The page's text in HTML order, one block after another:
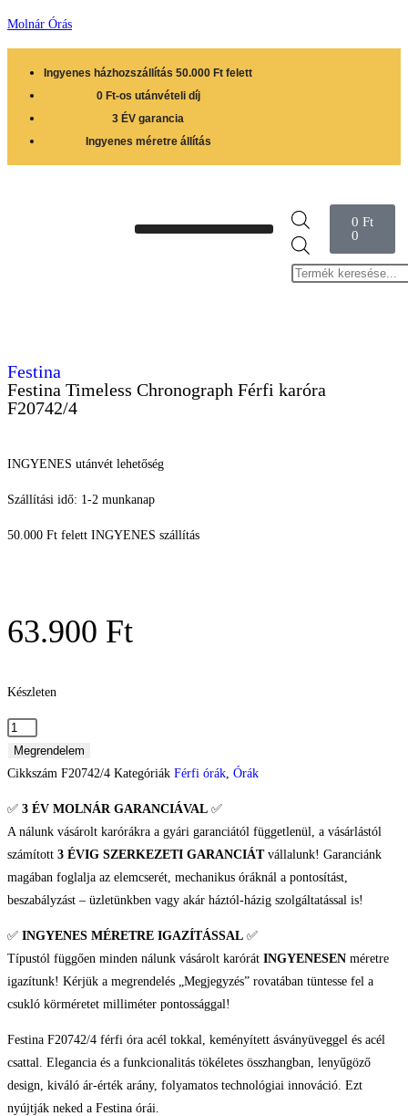
Molnár Órás
Ingyenes házhozszállítás 50.000 Ft felett
0 Ft-os utánvételi díj
3 ÉV garancia
Ingyenes méretre állítás
0Ft
0
Festina
Festina Timeless Chronograph Férfi karóra
F20742/4
INGYENES utánvét lehetőség
Szállítási idő: 1-2 munkanap
50.000 Ft felett INGYENES szállítás
63.900 Ft
Készleten
Megrendelem
Cikkszám F20742/4 Kategóriák Férfi órák Órák
✅ 3 ÉV MOLNÁR GARANCIÁVAL ✅
A nálunk vásárolt karórákra a gyári garanciától függetlenül, a vásárlástól
számított 3 ÉVIG SZERKEZETI GARANCIÁTvállalunk! Garanciánk
magában foglalja az elemcserét, mechanikus óráknál a pontosítást,
beszabályzást – üzletünkben vagy akár háztól-házig szolgáltatással is!
✅ INGYENES MÉRETRE IGAZÍTÁSSAL ✅
Típustól függően minden nálunk vásárolt karórát INGYENESEN méretre
igazítunk! Kérjük a megrendelés „Megjegyzés” rovatában tüntesse fel a
csukló körméretet milliméter pontossággal!
Festina F20742/4 férfi óra acél tokkal, keményített ásványüveggel és acél
csattal. Elegancia és a funkcionalitás tökéletes összhangban, lenyűgöző
design, kiváló ár-érték arány, folyamatos technológiai innováció. Ezt
nyújtják neked a Festina órái.